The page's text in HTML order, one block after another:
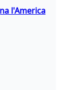
l'America